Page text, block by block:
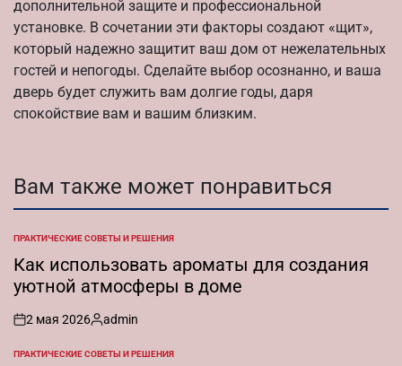
дополнительной защите и профессиональной
установке. В сочетании эти факторы создают «щит»,
который надежно защитит ваш дом от нежелательных
гостей и непогоды. Сделайте выбор осознанно, и ваша
дверь будет служить вам долгие годы, даря
спокойствие вам и вашим близким.
Вам также может понравиться
ОПУБЛИКОВАНО
В
ПРАКТИЧЕСКИЕ СОВЕТЫ И РЕШЕНИЯ
Как использовать ароматы для создания
уютной атмосферы в доме
on
2 мая 2026
Запись
admin
ОПУБЛИКОВАНО
ПРАКТИЧЕСКИЕ СОВЕТЫ И РЕШЕНИЯ